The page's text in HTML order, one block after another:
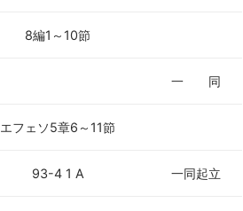
8編1～10節
一 同
エフェソ5章6～11節
93-4 1 A 一同起立